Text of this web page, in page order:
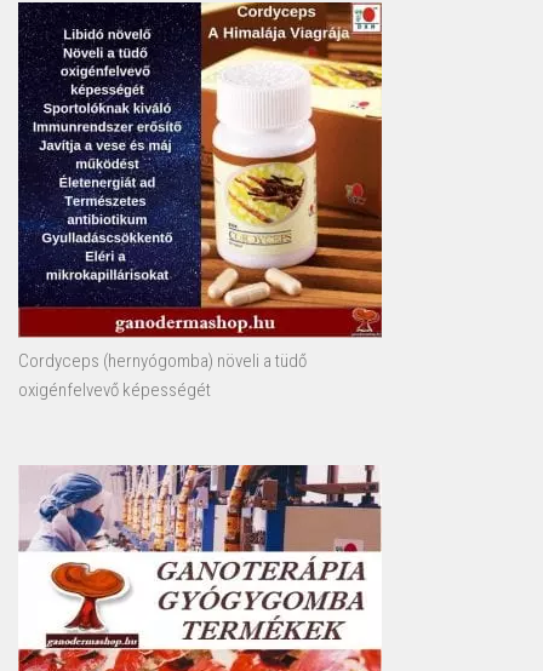
Cordyceps (hernyógomba) növeli a tüdő
oxigénfelvevő képességét